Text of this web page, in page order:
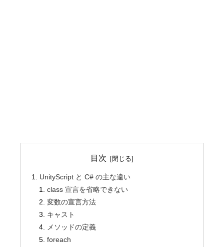
目次
UnityScript と C# の主な違い
class 宣言を省略できない
変数の宣言方法
キャスト
メソッドの定義
foreach